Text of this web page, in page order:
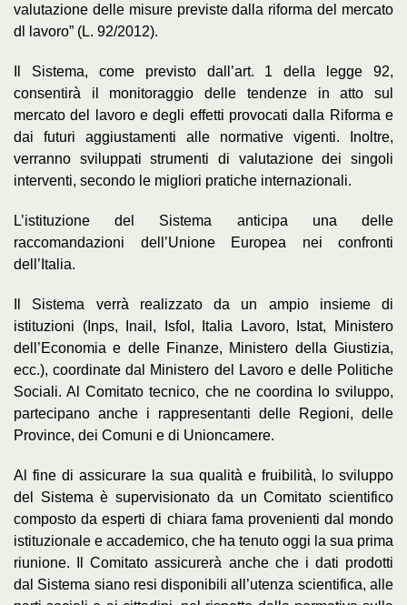
valutazione delle misure previste dalla riforma del mercato
dl lavoro” (L. 92/2012).
Il Sistema, come previsto dall’art. 1 della legge 92,
consentirà il monitoraggio delle tendenze in atto sul
mercato del lavoro e degli effetti provocati dalla Riforma e
dai futuri aggiustamenti alle normative vigenti. Inoltre,
verranno sviluppati strumenti di valutazione dei singoli
interventi, secondo le migliori pratiche internazionali.
L’istituzione del Sistema anticipa una delle
raccomandazioni dell’Unione Europea nei confronti
dell’Italia.
Il Sistema verrà realizzato da un ampio insieme di
istituzioni (Inps, Inail, Isfol, Italia Lavoro, Istat, Ministero
dell’Economia e delle Finanze, Ministero della Giustizia,
ecc.), coordinate dal Ministero del Lavoro e delle Politiche
Sociali. Al Comitato tecnico, che ne coordina lo sviluppo,
partecipano anche i rappresentanti delle Regioni, delle
Province, dei Comuni e di Unioncamere.
Al fine di assicurare la sua qualità e fruibilità, lo sviluppo
del Sistema è supervisionato da un Comitato scientifico
composto da esperti di chiara fama provenienti dal mondo
istituzionale e accademico, che ha tenuto oggi la sua prima
riunione. Il Comitato assicurerà anche che i dati prodotti
dal Sistema siano resi disponibili all’utenza scientifica, alle